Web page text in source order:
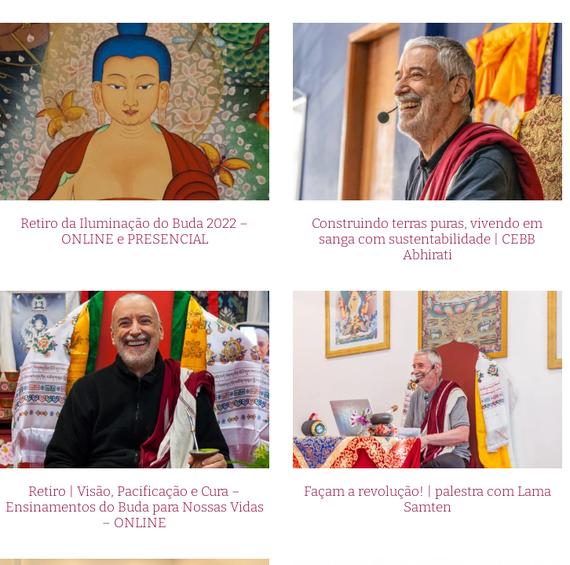
Retiro da Iluminação do Buda 2022 –
ONLINE e PRESENCIAL
Construindo terras puras, vivendo em
sanga com sustentabilidade | CEBB
Abhirati
Retiro | Visão, Pacificação e Cura –
Ensinamentos do Buda para Nossas Vidas
– ONLINE
Façam a revolução! | palestra com Lama
Samten